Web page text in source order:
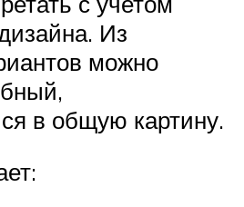
Из
можно
в общую картину.